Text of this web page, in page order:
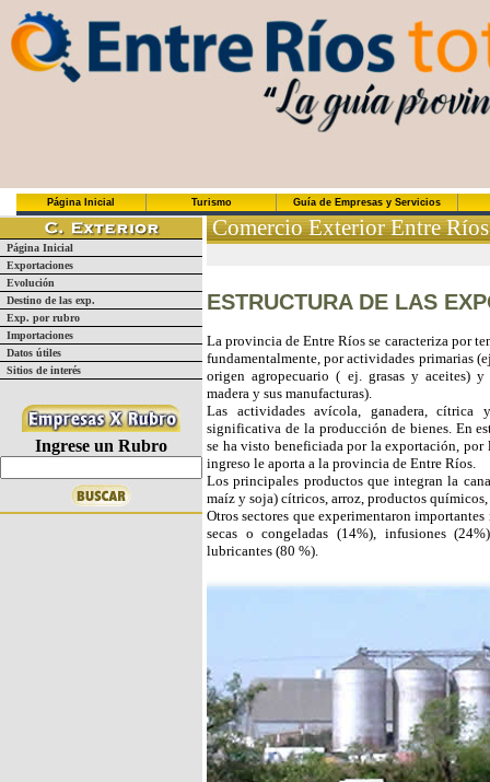
Página Inicial Turismo Guía de Empresas y Servicios
Página Inicial
Exportaciones
Evolución
Destino de las exp.
Exp. por rubro
Importaciones
Datos útiles
Sitios de interés
Ingrese un Rubro
Comercio Exterior Entre Ríos
ESTRUCTURA DE LAS
La provincia de Entre Ríos se caracteriza por
fundamentalmente, por actividades primarias
origen agropecuario ( ej. grasas y aceites)
madera y sus manufacturas).
Las actividades avícola, ganadera, cítrica
significativa de la producción de bienes. En
se ha visto beneficiada por la exportación, por
ingreso le aporta a la provincia de Entre Ríos.
Los principales productos que integran la
maíz y soja) cítricos, arroz, productos
Otros sectores que experimentaron
secas o congeladas (14%), infusiones
lubricantes (80 %).